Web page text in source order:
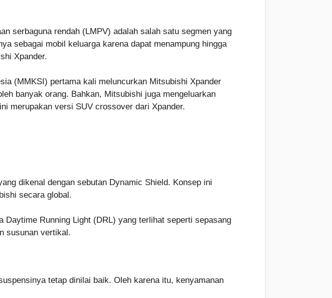
serbaguna rendah (LMPV) adalah salah satu segmen yang
sebagai mobil keluarga karena dapat menampung hingga
Xpander.
(MMKSI) pertama kali meluncurkan Mitsubishi Xpander
banyak orang. Bahkan, Mitsubishi juga mengeluarkan
merupakan versi SUV crossover dari Xpander.
dikenal dengan sebutan Dynamic Shield. Konsep ini
secara global.
Daytime Running Light (DRL) yang terlihat seperti sepasang
susunan vertikal.
tetap dinilai baik. Oleh karena itu, kenyamanan